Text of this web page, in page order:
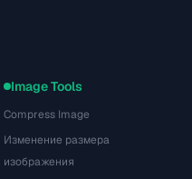
Image Tools
Compress Image
Изменение размера
изображения